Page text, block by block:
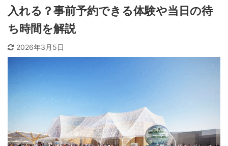
入れる？事前予約できる体験や当日の待
ち時間を解説
2026年3月5日